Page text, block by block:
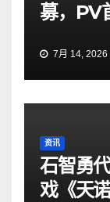
募，PV
7月 14, 2026
资讯
石智勇
戏《天